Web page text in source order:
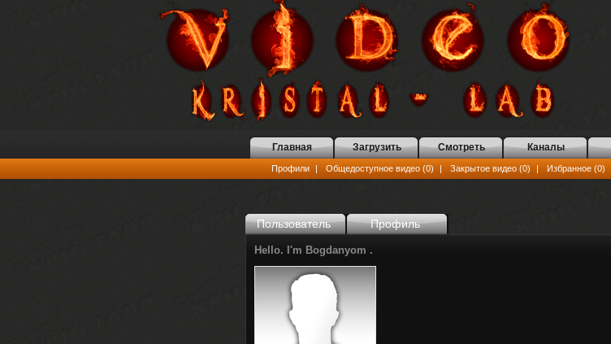
Главная Загрузить Смотреть Каналы
Профили | Общедоступное видео (0) | Закрытое видео (0) | Избранное (0)
Пользователь Профиль
Hello. I'm Bogdanyom .